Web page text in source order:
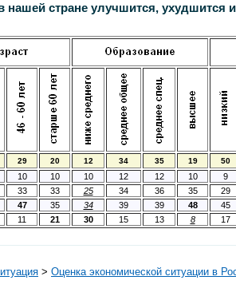
стране улучшится, ухудшится
29 20 12 34 35 19 50
10 10 10 12 12 10 9
33 33 25 34 36 35 29
47 35 34 39 39 48 45
11 21 30 15 13 8 17
> Оценка экономической ситуации в